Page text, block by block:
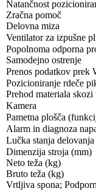
Natančnost
Zračna pomoč
Delovna miza
Ventilator za izpušne
Popolnoma odporna
Samodejno ostrenje
Prenos podatkov prek
Pozicioniranje rdeče
Prehod materiala skozi
Kamera
Pametna plošča
Alarm in diagnoza
Lučka stanja delovanja
Dimenzija stroja (mm)
Neto teža (kg)
Bruto teža (kg)
Vrtljiva spona;